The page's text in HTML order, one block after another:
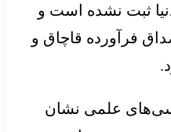
ثبت نشده است و
فرآورده قاچاق و
علمی نشان